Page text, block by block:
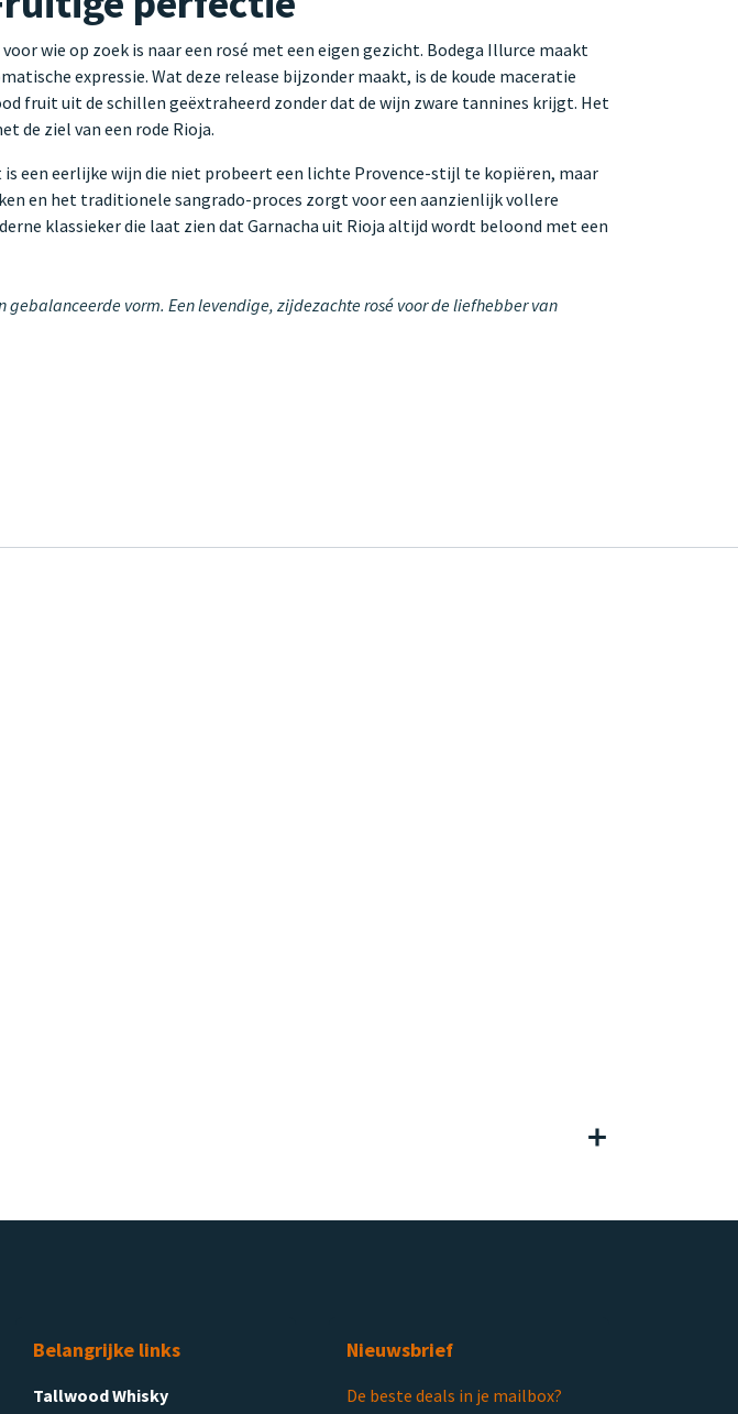
wie op zoek is naar een rosé met een eigen gezicht. Bodega Illurce maakt
expressie. Wat deze release bijzonder maakt, is de koude maceratie
fruit uit de schillen geëxtraheerd zonder dat de wijn zware tannines krijgt. Het
de ziel van een rode Rioja.
is een eerlijke wijn die niet probeert een lichte Provence-stijl te kopiëren, maar
en het traditionele sangrado-proces zorgt voor een aanzienlijk vollere
klassieker die laat zien dat Garnacha uit Rioja altijd wordt beloond met een
vorm. Een levendige, zijdezachte rosé voor de liefhebber van
Belangrijke links
Tallwood Whisky
Nieuwsbrief
De beste deals in je mailbox?